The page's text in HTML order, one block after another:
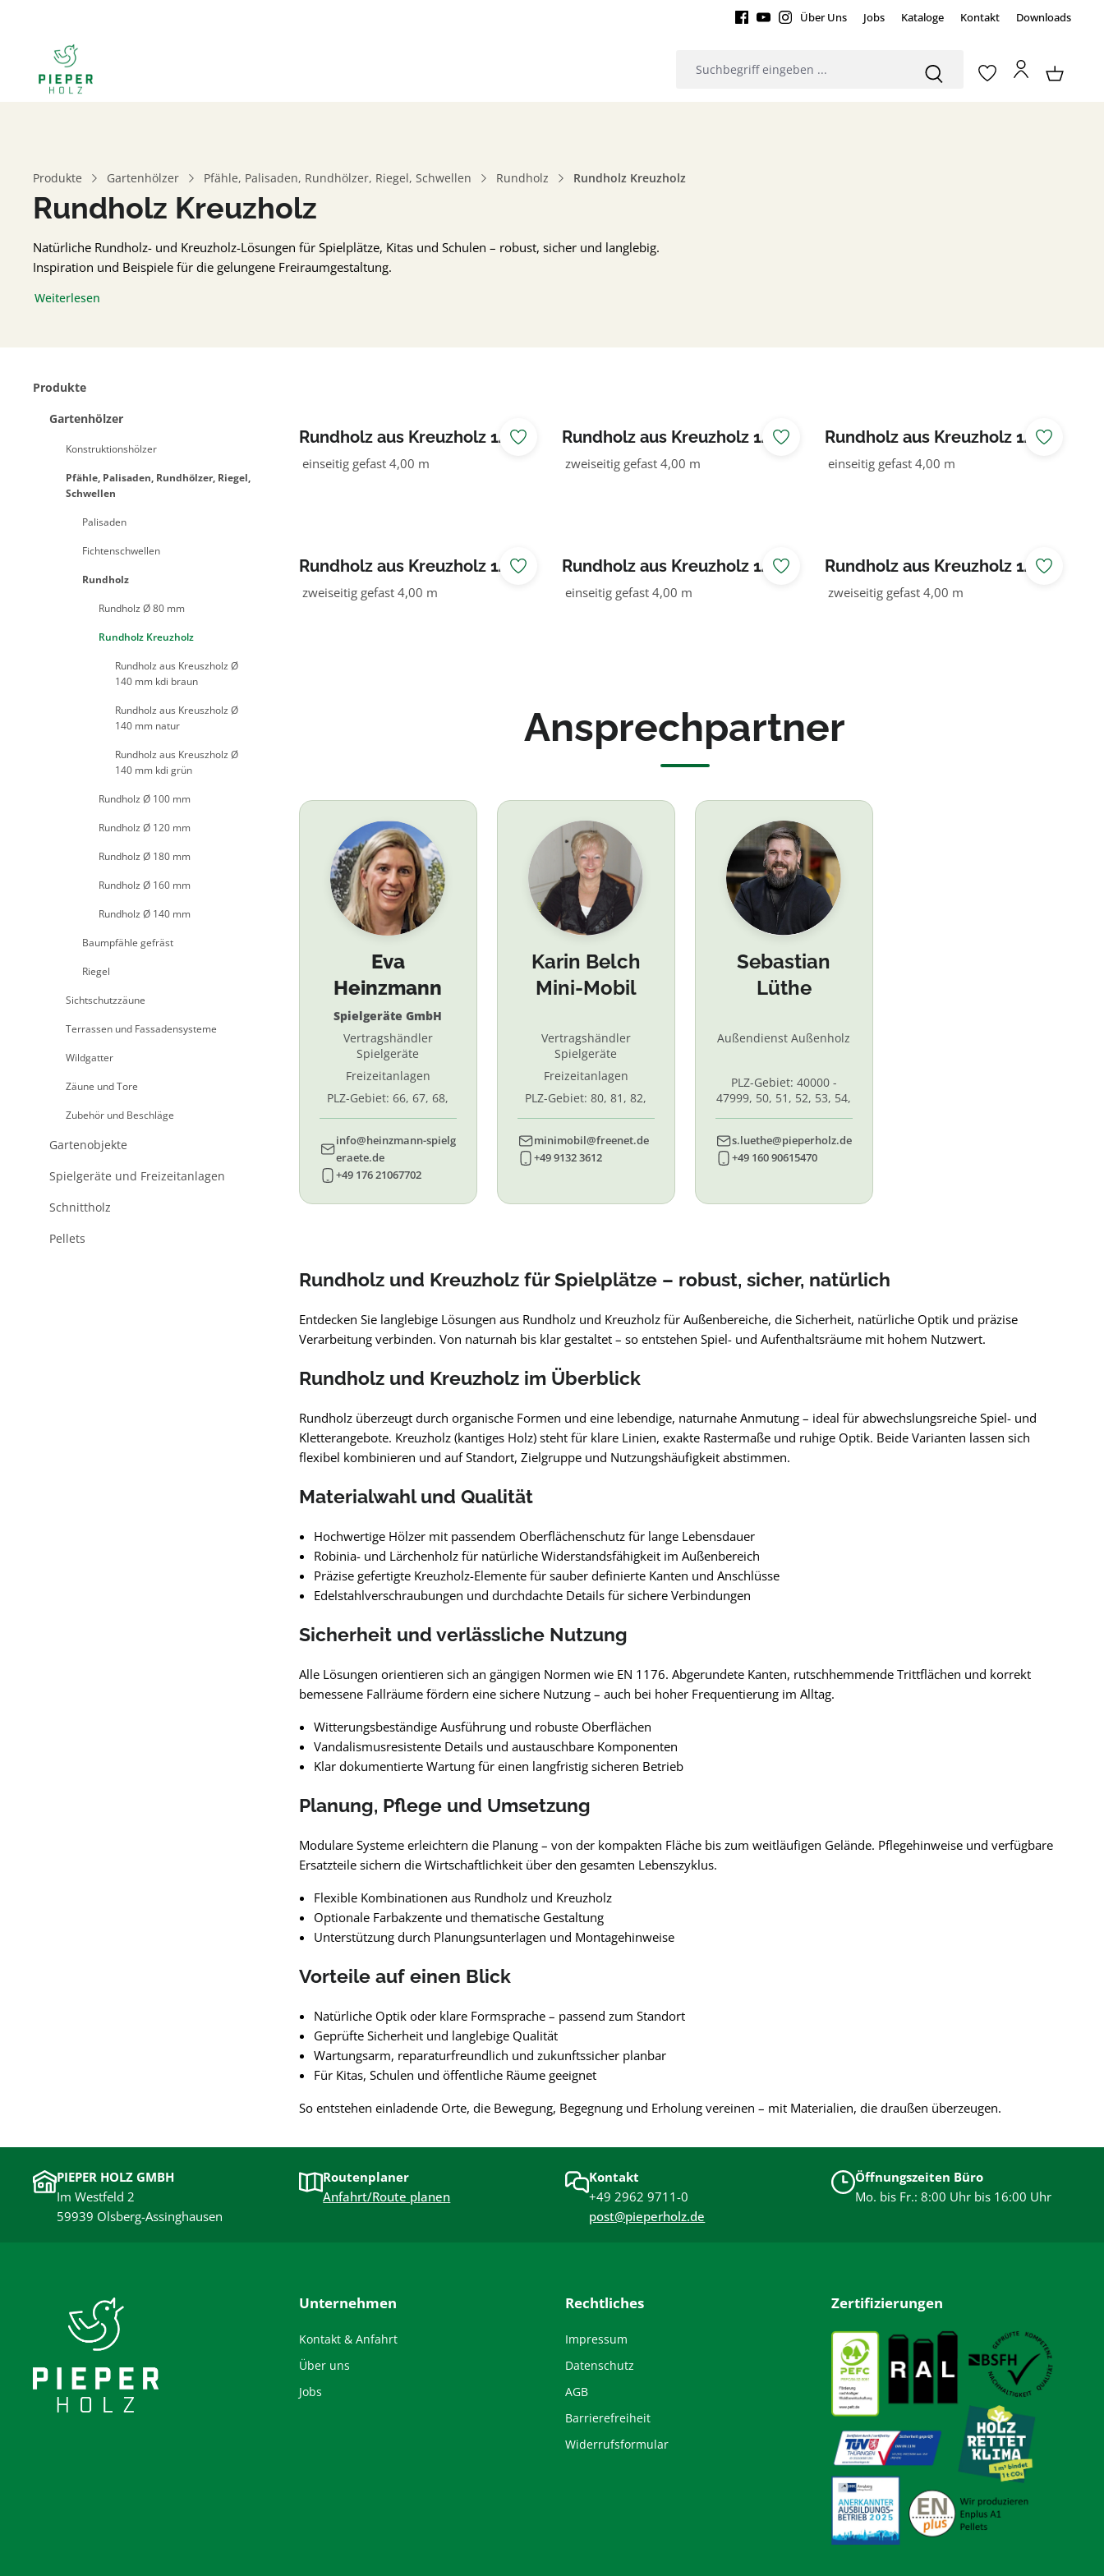
Über Uns Jobs Kataloge Kontakt Downloads
Produkte Gartenhölzer Pfähle, Palisaden, Rundhölzer, Riegel, Schwellen Rundholz Rundholz Kreuzholz
Rundholz Kreuzholz
Natürliche Rundholz- und Kreuzholz-Lösungen für Spielplätze, Kitas und Schulen – robust, sicher und langlebig.
Inspiration und Beispiele für die gelungene Freiraumgestaltung.
Weiterlesen
Produkte
Gartenhölzer
Konstruktionshölzer
Pfähle, Palisaden, Rundhölzer, Riegel,
Schwellen
Palisaden
Fichtenschwellen
Rundholz
Rundholz Ø 80 mm
Rundholz Kreuzholz
Rundholz aus Kreuszholz Ø
140 mm kdi braun
Rundholz aus Kreuszholz Ø
140 mm natur
Rundholz aus Kreuszholz Ø
140 mm kdi grün
Rundholz Ø 100 mm
Rundholz Ø 120 mm
Rundholz Ø 180 mm
Rundholz Ø 160 mm
Rundholz Ø 140 mm
Baumpfähle gefräst
Riegel
Sichtschutzzäune
Terrassen und Fassadensysteme
Wildgatter
Zäune und Tore
Zubehör und Beschläge
Gartenobjekte
Spielgeräte und Freizeitanlagen
Schnittholz
Pellets
Rundholz aus Kreuzholz 140
NADELHOLZ
einseitig gefast 4,00 m
Rundholz aus Kreuzholz 140
NADELHOLZ
zweiseitig gefast 4,00 m
Rundholz aus Kreuzholz 140
NADELHOLZ KDI braun
einseitig gefast 4,00 m
Rundholz aus Kreuzholz 140
NADELHOLZ KDI braun
zweiseitig gefast 4,00 m
Rundholz aus Kreuzholz 140
NADELHOLZ kdi grün
einseitig gefast 4,00 m
Rundholz aus Kreuzholz 140
NADELHOLZ kdi grün
zweiseitig gefast 4,00 m
Ansprechpartner
Eva
Heinzmann
Spielgeräte GmbH
Vertragshändler
Spielgeräte
Freizeitanlagen
PLZ-Gebiet: 66, 67, 68,
info@heinzmann-spielg
eraete.de
+49 176 21067702
Karin Belch
Mini-Mobil
Vertragshändler
Spielgeräte
Freizeitanlagen
PLZ-Gebiet: 80, 81, 82,
minimobil@freenet.de
+49 9132 3612
Sebastian
Lüthe
Außendienst Außenholz
PLZ-Gebiet: 40000 -
47999, 50, 51, 52, 53, 54,
s.luethe@pieperholz.de
+49 160 90615470
Rundholz und Kreuzholz für Spielplätze – robust, sicher, natürlich
Entdecken Sie langlebige Lösungen aus Rundholz und Kreuzholz für Außenbereiche, die Sicherheit, natürliche Optik und präzise
Verarbeitung verbinden. Von naturnah bis klar gestaltet – so entstehen Spiel- und Aufenthaltsräume mit hohem Nutzwert.
Rundholz und Kreuzholz im Überblick
Rundholz überzeugt durch organische Formen und eine lebendige, naturnahe Anmutung – ideal für abwechslungsreiche Spiel- und
Kletterangebote. Kreuzholz (kantiges Holz) steht für klare Linien, exakte Rastermaße und ruhige Optik. Beide Varianten lassen sich
flexibel kombinieren und auf Standort, Zielgruppe und Nutzungshäufigkeit abstimmen.
Materialwahl und Qualität
Hochwertige Hölzer mit passendem Oberflächenschutz für lange Lebensdauer
Robinia- und Lärchenholz für natürliche Widerstandsfähigkeit im Außenbereich
Präzise gefertigte Kreuzholz-Elemente für sauber definierte Kanten und Anschlüsse
Edelstahlverschraubungen und durchdachte Details für sichere Verbindungen
Sicherheit und verlässliche Nutzung
Alle Lösungen orientieren sich an gängigen Normen wie EN 1176. Abgerundete Kanten, rutschhemmende Trittflächen und korrekt
bemessene Fallräume fördern eine sichere Nutzung – auch bei hoher Frequentierung im Alltag.
Witterungsbeständige Ausführung und robuste Oberflächen
Vandalismusresistente Details und austauschbare Komponenten
Klar dokumentierte Wartung für einen langfristig sicheren Betrieb
Planung, Pflege und Umsetzung
Modulare Systeme erleichtern die Planung – von der kompakten Fläche bis zum weitläufigen Gelände. Pflegehinweise und verfügbare
Ersatzteile sichern die Wirtschaftlichkeit über den gesamten Lebenszyklus.
Flexible Kombinationen aus Rundholz und Kreuzholz
Optionale Farbakzente und thematische Gestaltung
Unterstützung durch Planungsunterlagen und Montagehinweise
Vorteile auf einen Blick
Natürliche Optik oder klare Formsprache – passend zum Standort
Geprüfte Sicherheit und langlebige Qualität
Wartungsarm, reparaturfreundlich und zukunftssicher planbar
Für Kitas, Schulen und öffentliche Räume geeignet
So entstehen einladende Orte, die Bewegung, Begegnung und Erholung vereinen – mit Materialien, die draußen überzeugen.
PIEPER HOLZ GMBH
Im Westfeld 2
59939 Olsberg-Assinghausen
Routenplaner
Anfahrt/Route planen
Kontakt
+49 2962 9711-0
post@pieperholz.de
Öffnungszeiten Büro
Mo. bis Fr.: 8:00 Uhr bis 16:00 Uhr
Unternehmen
Kontakt & Anfahrt
Über uns
Jobs
Rechtliches
Impressum
Datenschutz
AGB
Barrierefreiheit
Widerrufsformular
Zertifizierungen